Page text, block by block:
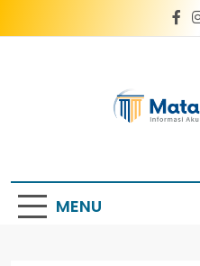
MENU